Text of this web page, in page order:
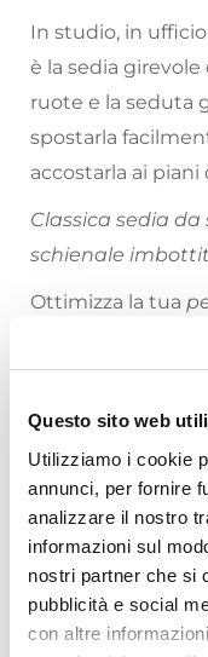
Questo sito web
Utilizziamo i cookie
annunci, per fornire
analizzare il nostro
informazioni sul
nostri partner che si
pubblicità e social
con altre
In studio, in
è la sedia
ruote e la seduta
spostarla
accostarla ai
Classica sedia da
schienale
Ottimizza la tua
Caratteristiche
Tipologia
Sedia girevole
Serie
Tide
Dimensioni
Ti